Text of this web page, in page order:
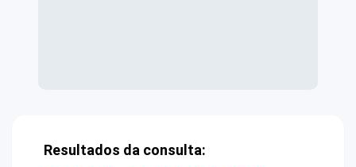
Resultados da consulta: